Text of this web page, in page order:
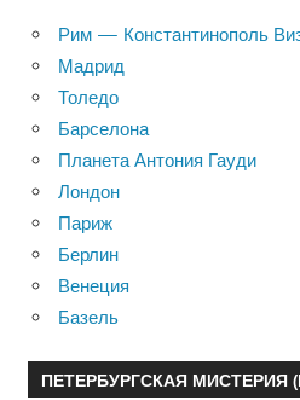
Рим — Константинополь
Мадрид
Толедо
Барселона
Планета Антония Гауди
Лондон
Париж
Берлин
Венеция
Базель
ПЕТЕРБУРГСКАЯ МИСТЕРИЯ